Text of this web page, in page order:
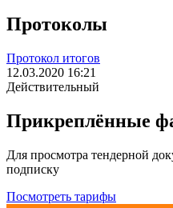
Протоколы
Протокол итогов
12.03.2020 16:21
Действительный
Прикреплённые
Для просмотра тендерной
подписку
Посмотреть тарифы